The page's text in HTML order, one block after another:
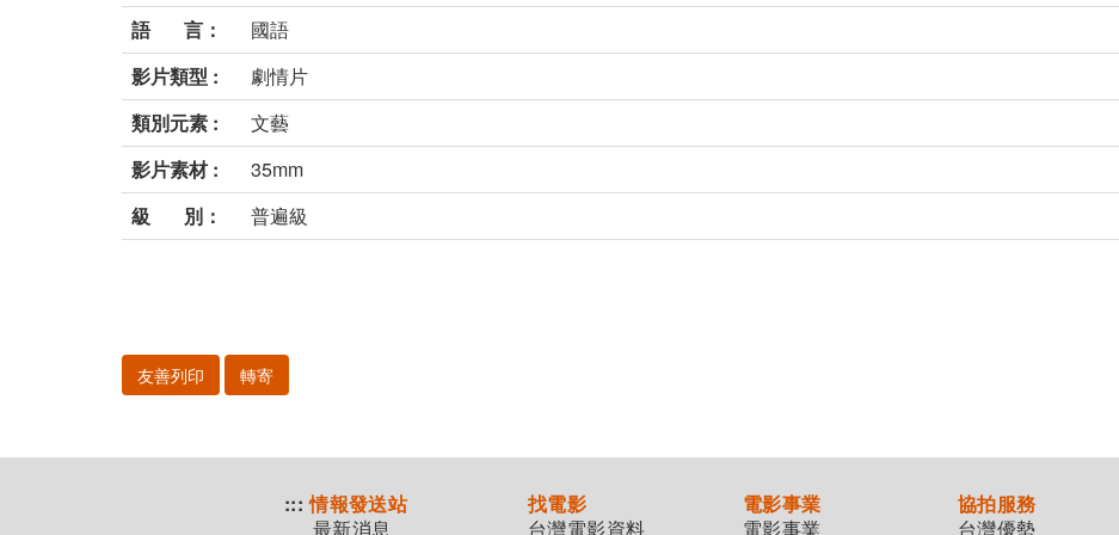
語 言：
國語
影片類型 :
劇情片
類別元素 :
文藝
影片素材 :
35mm
級 別：
普遍級
友善列印 轉寄
::: 情報發送站
最新消息
找電影
台灣電影資料
電影事業
電影事業
協拍服務
台灣優勢